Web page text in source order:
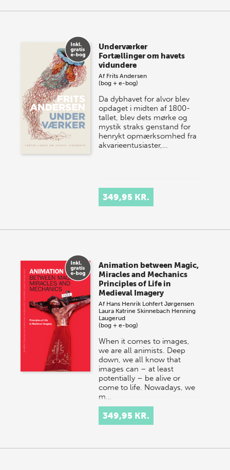
Underværker
Fortællinger om havets
vidundere
Af Frits Andersen
(bog + e-bog)
Da dybhavet for alvor blev
opdaget i midten af 1800-
tallet, blev dets mørke og
mystik straks genstand for
henrykt opmærksomhed fra
akvarieentusiaster,…
349,95 KR.
Animation between Magic,
Miracles and Mechanics
Principles of Life in
Medieval Imagery
Af Hans Henrik Lohfert Jørgensen
Laura Katrine Skinnebach Henning
Laugerud
(bog + e-bog)
When it comes to images,
we are all animists. Deep
down, we all know that
images can – at least
potentially – be alive or
come to life. Nowadays, we
m…
349,95 KR.